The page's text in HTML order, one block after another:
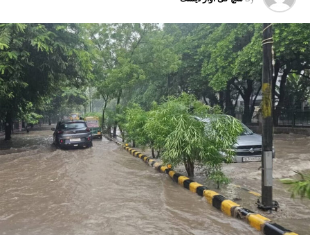
گریٹر نوئیڈا ڈپو سے بوڈاکی روٹس پر چلانے کے منصوبے جاری
ہیں۔ ان دونوں راستوں کو اتر پردیش کی کابینہ سے بھی
منظوری مل چکی ہے۔ مرکزی منظوری کے بعد، NMRC نے ان
دونوں راستوں پر کام شروع کرنے کے لیے تقریباً چھ ماہ قبل
ٹینڈر جاری کیا تھا۔ ٹینڈر کی آخری تاریخ میں دو بار توسیع کی
گئی۔ اب اس عمل کے لیے ایجنسی کا انتخاب کر لیا گیا ہے۔این
ایم آر سی کے عہدیداروں نے بتایا کہ دونوں راستوں پر کام
شروع کرنے کے لئے ایل این ٹی نامی ایجنسی کا انتخاب کیا گیا
ہے۔ یہ ایجنسی دونوں راستوں پر تعمیراتی کام کرے گی۔
دونوں راستوں پر سول کام کے لیے منتخب کردہ ایجنسی لارسن
اینڈ ٹوبرو (L&T) ہے۔ سول ورک کی تخمینہ لاگت 1,200 کروڑ
ہے۔اس لائن پر آٹھ اسٹیشن بنائے جائیں گے۔ ان میں
سیکٹر-38A بوٹینیکل گارڈن، سیکٹر-44، نوئیڈا آفس، سیکٹر-96،
سیکٹر-97، سیکٹر-105، سیکٹر-108، سیکٹر-93، اور پنچشیل